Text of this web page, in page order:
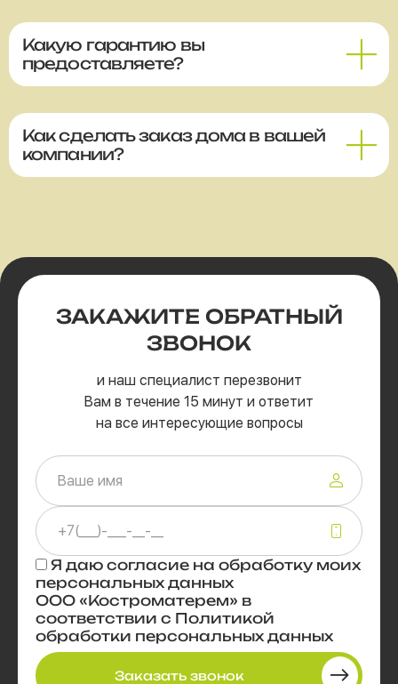
Какую гарантию вы
предоставляете?
Как сделать заказ дома в вашей
компании?
ЗАКАЖИТЕ ОБРАТНЫЙ
ЗВОНОК
и наш специалист перезвонит
Вам в течение 15 минут и ответит
на все интересующие вопросы
Я даю согласие на обработку моих
персональных данных
ООО «Костроматерем» в
соответствии с Политикой
обработки персональных данных
Заказать звонок